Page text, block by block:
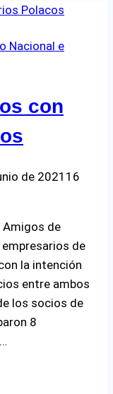
Nacional e
con
de 2021 16
Amigos de
de
la intención
entre ambos
los socios de
8